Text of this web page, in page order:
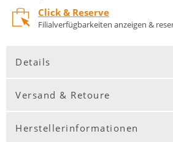
Click & Reserve
Filialverfügbarkeiten anzeigen &
Details
Versand & Retoure
Herstellerinformationen